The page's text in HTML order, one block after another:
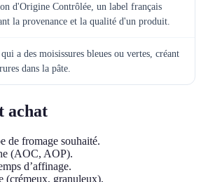
d'Origine Contrôlée, un label français
la provenance et la qualité d'un produit.
a des moisissures bleues ou vertes, créant
dans la pâte.
achat
de fromage souhaité.
(AOC, AOP).
d’affinage.
(crémeux, granuleux).